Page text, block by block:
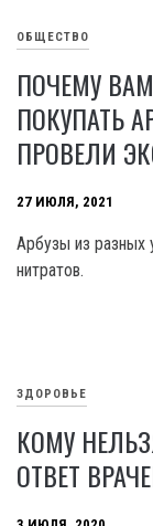
ОБЩЕСТВО
ПОЧЕМУ
ПОКУПАТЬ
ПРОВЕЛИ
27 ИЮЛЯ, 2021
Арбузы из разных
нитратов.
ЗДОРОВЬЕ
КОМУ
ОТВЕТ